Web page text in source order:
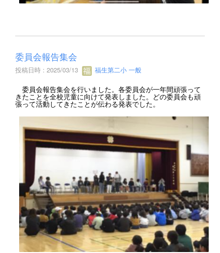
委員会報告集会
投稿日時 : 2025/03/13 福生第二小 一般
委員会報告集会を行いました。各委員会が一年間頑張って
きたことを全校児童に向けて発表しました。どの委員会も頑
張って活動してきたことが伝わる発表でした。